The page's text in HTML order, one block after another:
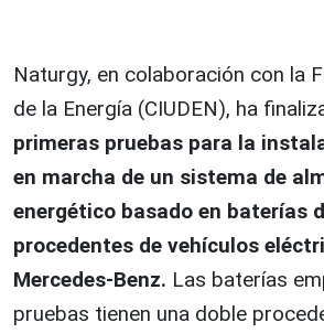
Naturgy, en colaboración con la
de la Energía (CIUDEN), ha
primeras pruebas para la
en marcha de un sistema de
energético basado en baterías
procedentes de vehículos
Mercedes-Benz. Las baterías
pruebas tienen una doble